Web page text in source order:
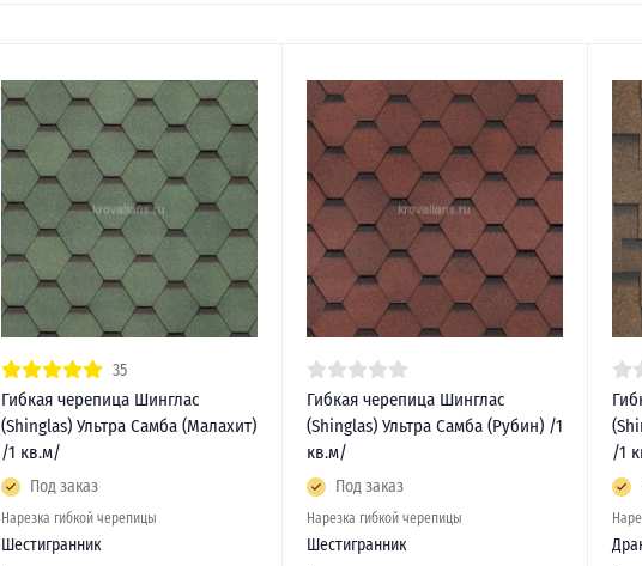
35
Гибкая черепица Шинглас
(Shinglas) Ультра Самба (Малахит)
/1 кв.м/
Под заказ
Нарезка гибкой черепицы
Шестигранник
Гибкая черепица Шинглас
(Shinglas) Ультра Самба (Рубин) /1
кв.м/
Под заказ
Нарезка гибкой черепицы
Шестигранник
/1